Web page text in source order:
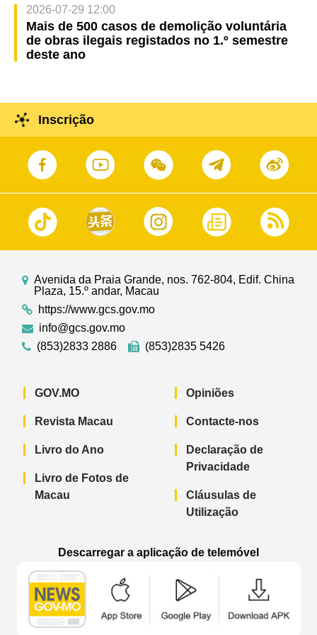
2026-07-29 12:00
Mais de 500 casos de demolição voluntária
de obras ilegais registados no 1.º semestre
deste ano
Inscrição
Avenida da Praia Grande, nos. 762-804, Edif. China
Plaza, 15.º andar, Macau
https://www.gcs.gov.mo
info@gcs.gov.mo
(853)2833 2886
(853)2835 5426
GOV.MO
Revista Macau
Livro do Ano
Livro de Fotos de
Macau
Opiniões
Contacte-nos
Declaração de
Privacidade
Cláusulas de
Utilização
Descarregar a aplicação de telemóvel